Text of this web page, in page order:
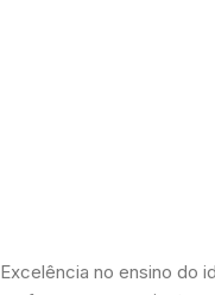
Excelência no ensino do